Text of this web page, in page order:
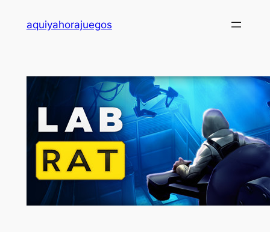
aquiyahorajuegos